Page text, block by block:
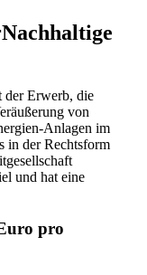
Nachhaltige
der Erwerb, die
von
Anlagen im
in der Rechtsform
und hat eine
pro